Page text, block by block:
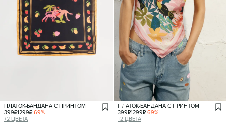
ПЛАТОК-БАНДАНА С ПРИНТОМ
399₽1299₽-69%
+2 ЦВЕТА
ПЛАТОК-БАНДАНА С ПРИНТОМ
399₽1299₽-69%
+2 ЦВЕТА